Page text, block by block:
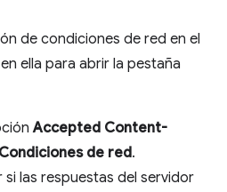
de condiciones de red en el
ella para abrir la pestaña
Accepted Content-
Condiciones de red.
las respuestas del servidor